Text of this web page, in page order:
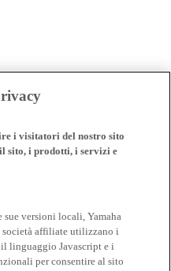
i visitatori del nostro sito
sito, i prodotti, i servizi e
versioni locali, Yamaha
società affiliate utilizzano i
linguaggio Javascript e i
per consentire al sito